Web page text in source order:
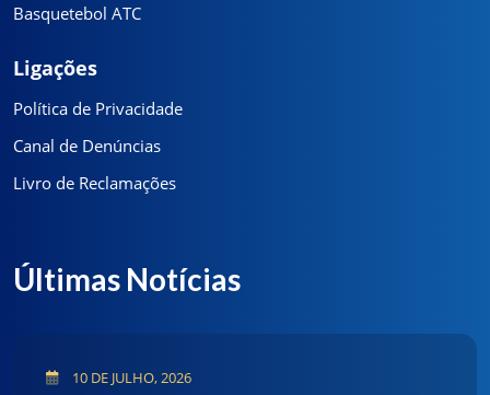
Basquetebol ATC
Ligações
Política de Privacidade
Canal de Denúncias
Livro de Reclamações
Últimas Notícias
10 DE JULHO, 2026